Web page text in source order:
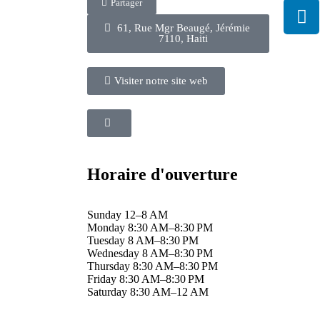
Partager
61, Rue Mgr Beaugé, Jérémie
7110, Haiti
Visiter notre site web
Horaire d'ouverture
Sunday 12–8 AM
Monday 8:30 AM–8:30 PM
Tuesday 8 AM–8:30 PM
Wednesday 8 AM–8:30 PM
Thursday 8:30 AM–8:30 PM
Friday 8:30 AM–8:30 PM
Saturday 8:30 AM–12 AM